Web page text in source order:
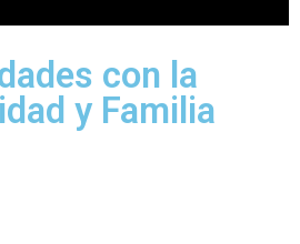
con la
y Familia